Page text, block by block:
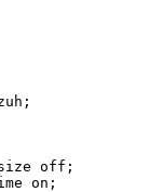
off;
on;